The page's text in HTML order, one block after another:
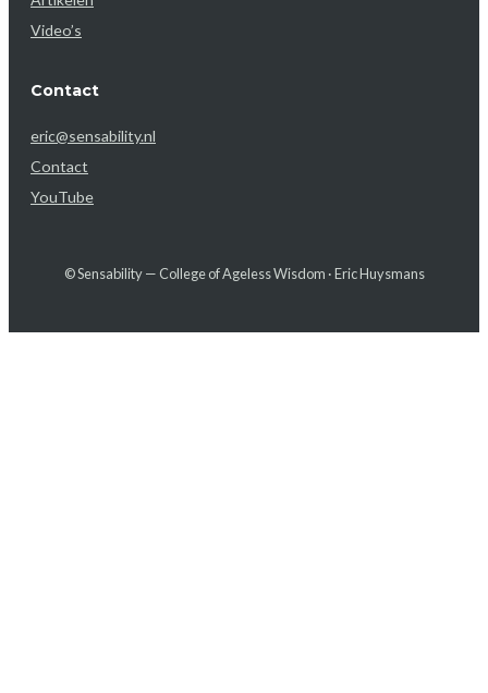
Video’s
Contact
eric@sensability.nl
Contact
YouTube
© Sensability — College of Ageless Wisdom · Eric Huysmans